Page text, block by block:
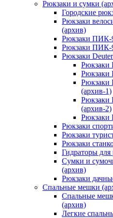
Рюкзаки и сумки
Городские
Рюкзаки
(архив)
Рюкзаки ПИК-
Рюкзаки
Рюкзаки
Рюкзаки
Рюкзаки
Рюкзаки
(архив-1)
Рюкзаки
(архив-2)
Рюкзаки
Рюкзаки
Рюкзаки
Рюкзаки
Гидраторы для
Сумки и
(архив)
Рюкзаки
Спальные мешки
Спальные
(архив)
Легкие